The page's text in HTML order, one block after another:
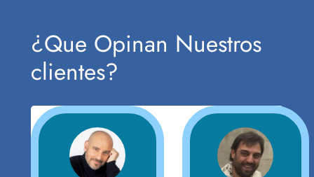
¿Que Opinan Nuestros
clientes?